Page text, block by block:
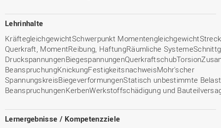
Lehrinhalte
KräftegleichgewichtSchwerpunkt
Querkraft, MomentReibung, HaftungRäumliche
BeanspruchungKnickungFestigkeitsnachweisMohr'scher
SpannungskreisBiegeverformungenStatisch unbestimmte
BeanspruchungenKerbenWerkstoffschädigung und
Lernergebnisse / Kompetenzziele